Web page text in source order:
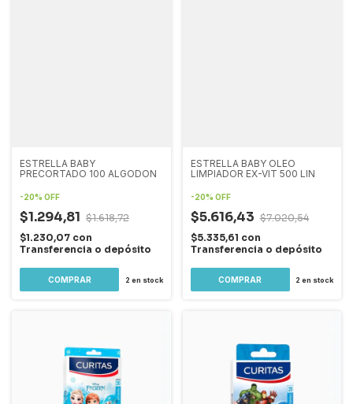
ESTRELLA BABY
PRECORTADO 100 ALGODON
-20% OFF
$1.294,81 $1.618,72
$1.230,07 con
Transferencia o depósito
2 en stock
ESTRELLA BABY OLEO
LIMPIADOR EX-VIT 500 LIN
-20% OFF
$5.616,43 $7.020,54
$5.335,61 con
Transferencia o depósito
2 en stock